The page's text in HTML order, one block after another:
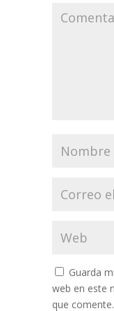
Guarda
web en este
que comente.